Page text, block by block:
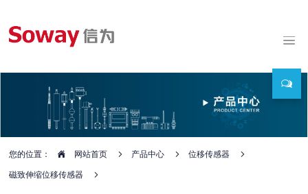
您的位置： 网站首页 产品中心
位移传感器
磁致伸缩位移传感器